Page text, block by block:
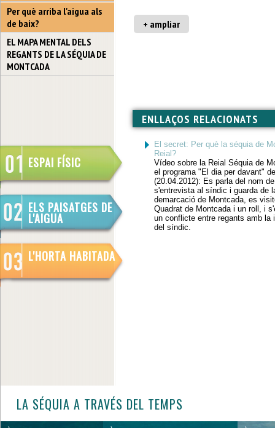
Per què arriba l'aigua als
de baix?
EL MAPA MENTAL DELS
REGANTS DE LA SÉQUIA DE
MONTCADA
ESPAI FÍSIC
ELS PAISATGES DE
L'AIGUA
L'HORTA HABITADA
+ ampliar
ENLLAÇOS RELACIONATS
El secret: Per què la séquia de
Reial?
Vídeo sobre la Reial Séquia de
el programa "El dia per davant"
(20.04.2012): Es parla del nom
s'entrevista al síndic i guarda de
demarcació de Montcada, es
Quadrat de Montcada i un roll, i
un conflicte entre regants amb la
del síndic.
LA SÉQUIA A TRAVÉS DEL TEMPS